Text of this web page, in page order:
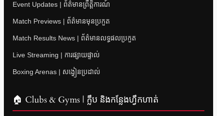
Event Updates | ព័ត៌មានព្រឹត្តិការណ៍
Match Previews | ព័ត៌មានមុនប្រកួត
Match Results News | ព័ត៌មានលទ្ធផលប្រកួត
Live Streaming | ការផ្សាយផ្ទាល់
Boxing Arenas | សង្វៀនប្រដាល់
🏠 Clubs & Gyms | ក្លឹប និងកន្លែងហ្វឹកហាត់